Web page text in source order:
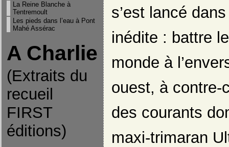
La Reine Blanche à
Tentremoult
Les pieds dans l’eau à Pont
Mahé Assérac
A Charlie
(Extraits du
recueil
FIRST
éditions)
s’est lancé
inédite : battre
monde à
ouest, à contre-
des courants
maxi-trimaran